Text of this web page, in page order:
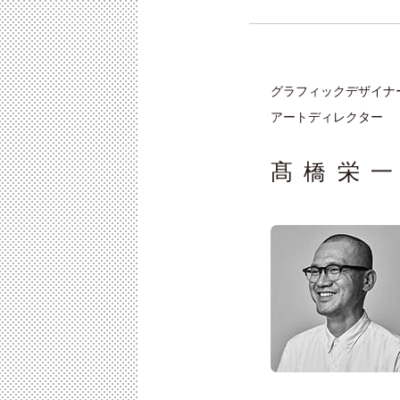
グラフィックデザイナ
アートディレクター
髙橋栄